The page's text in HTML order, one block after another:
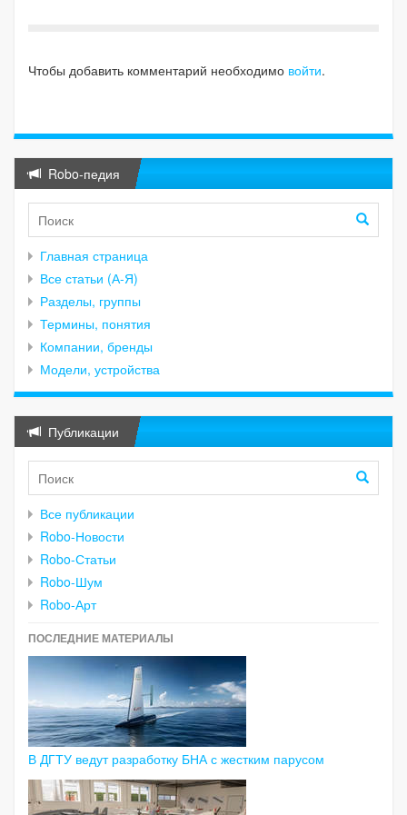
Чтобы добавить комментарий необходимо войти.
Robo-педия
Главная страница
Все статьи (А-Я)
Разделы, группы
Термины, понятия
Компании, бренды
Модели, устройства
Публикации
Все публикации
Robo-Новости
Robo-Статьи
Robo-Шум
Robo-Арт
ПОСЛЕДНИЕ МАТЕРИАЛЫ
В ДГТУ ведут разработку БНА с жестким парусом